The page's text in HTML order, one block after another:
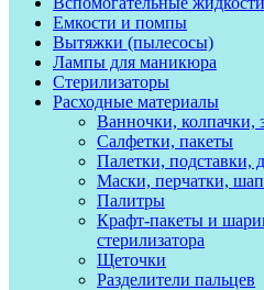
Емкости и помпы
Вытяжки (пылесосы)
Лампы для маникюра
Стерилизаторы
Расходные материалы
Ванночки, колпачки,
Салфетки, пакеты
Палетки, подставки,
Маски, перчатки,
Палитры
Крафт-пакеты и
стерилизатора
Щеточки
Разделители пальцев